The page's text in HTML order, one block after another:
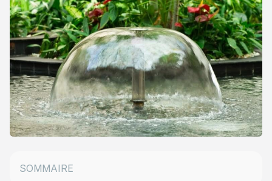
SOMMAIRE
Pompes pour fontaines de jardin : quelles sont leurs
caractéristiques ?
d’investissement prévoir ?